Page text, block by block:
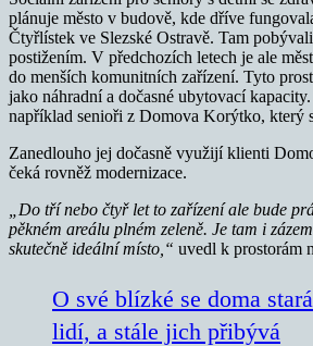
plánuje město v budově, kde dříve
Čtyřlístek ve Slezské Ostravě. Tam
postižením. V předchozích letech je ale
do menších komunitních zařízení. Tyto
jako náhradní a dočasné ubytovací
například senioři z Domova Korýtko, který
Zanedlouho jej dočasně využijí klienti
čeká rovněž modernizace.
„Do tří nebo čtyř let to zařízení ale bude
pěkném areálu plném zeleně. Je tam i
skutečně ideální místo,“ uvedl k prostorám
O své blízké se doma
lidí, a stále jich přibývá